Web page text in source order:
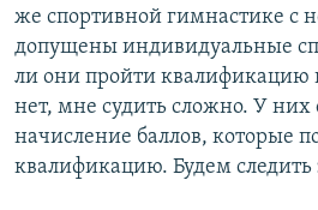
же спортивной гимнастике с
допущены индивидуальные
ли они пройти квалификацию
нет, мне судить сложно. У них
начисление баллов, которые
квалификацию. Будем следить